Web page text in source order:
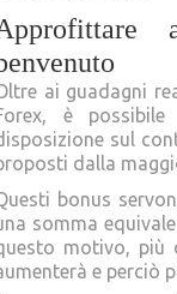
ai guadagni
è
sul
dalla
bonus
somma
motivo, più
e perciò